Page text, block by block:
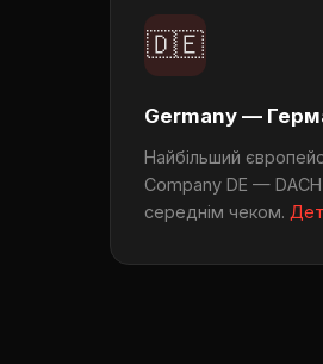
🇩🇪
Germany —
Найбільший
Company DE —
середнім чеком.